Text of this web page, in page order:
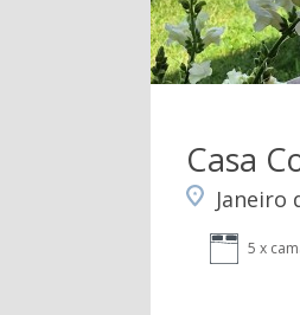
Casa
Janeiro
5 x